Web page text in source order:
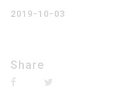
2019-10-03
Share